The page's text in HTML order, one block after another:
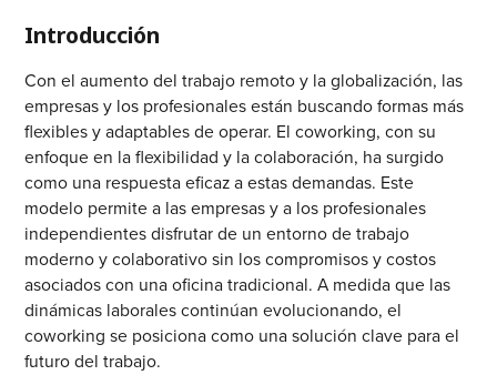
Introducción
Con el aumento del trabajo remoto y la globalización, las
empresas y los profesionales están buscando formas más
flexibles y adaptables de operar. El coworking, con su
enfoque en la flexibilidad y la colaboración, ha surgido
como una respuesta eficaz a estas demandas. Este
modelo permite a las empresas y a los profesionales
independientes disfrutar de un entorno de trabajo
moderno y colaborativo sin los compromisos y costos
asociados con una oficina tradicional. A medida que las
dinámicas laborales continúan evolucionando, el
coworking se posiciona como una solución clave para el
futuro del trabajo.